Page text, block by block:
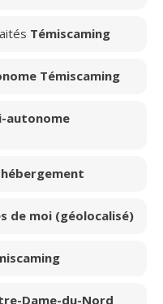
Témiscaming
Témiscaming
autonome
de moi (géolocalisé)
Dame-du-Nord